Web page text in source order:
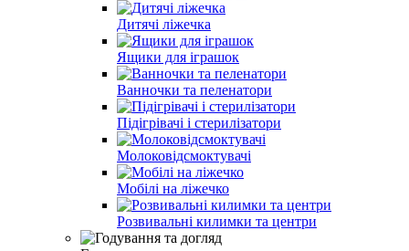
Дитячі ліжечка
Ящики для іграшок
Ванночки та пеленатори
Підігрівачі і стерилізатори
Молоковідсмоктувачі
Мобілі на ліжечко
Розвивальні килимки та центри